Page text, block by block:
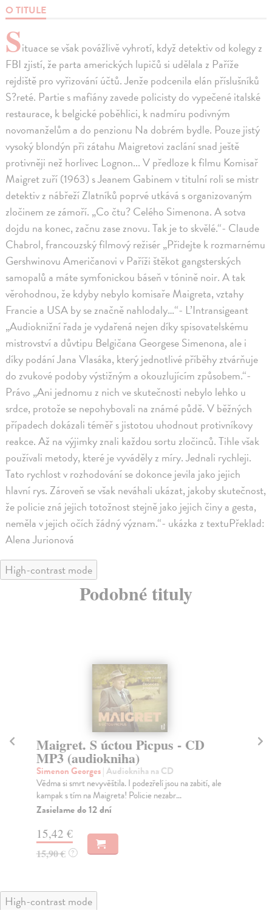
O TITULE
Situace se však povážlivě vyhrotí, když detektiv od kolegy z
FBI zjistí, že parta amerických lupičů si udělala z Paříže
rejdiště pro vyřizování účtů. Jenže podcenila elán příslušníků
S?reté. Partie s mafiány zavede policisty do vypečené italské
restaurace, k belgické poběhlici, k nadmíru podivným
novomanželům a do penzionu Na dobrém bydle. Pouze jistý
vysoký blondýn při zátahu Maigretovi zaclání snad ještě
protivněji než horlivec Lognon... V předloze k filmu Komisař
Maigret zuří (1963) s Jeanem Gabinem v titulní roli se mistr
detektiv z nábřeží Zlatníků poprvé utkává s organizovaným
zločinem ze zámoří. „Co čtu? Celého Simenona. A sotva
dojdu na konec, začnu zase znovu. Tak je to skvělé.“- Claude
Chabrol, francouzský filmový režisér „Přidejte k rozmarnému
Gershwinovu Američanovi v Paříži štěkot gangsterských
samopalů a máte symfonickou báseň v tónině noir. A tak
věrohodnou, že kdyby nebylo komisaře Maigreta, vztahy
Francie a USA by se značně nahlodaly…“- L’Intransigeant
„Audioknižní řada je vydařená nejen díky spisovatelskému
mistrovství a důvtipu Belgičana Georgese Simenona, ale i
díky podání Jana Vlasáka, který jednotlivé příběhy ztvárňuje
do zvukové podoby výstižným a okouzlujícím způsobem.“-
Právo „Ani jednomu z nich ve skutečnosti nebylo lehko u
srdce, protože se nepohybovali na známé půdě. V běžných
případech dokázali téměř s jistotou uhodnout protivníkovy
reakce. Až na výjimky znali každou sortu zločinců. Tihle však
používali metody, které je vyváděly z míry. Jednali rychleji.
Tato rychlost v rozhodování se dokonce jevila jako jejich
hlavní rys. Zároveň se však neváhali ukázat, jakoby skutečnost,
že policie zná jejich totožnost stejně jako jejich činy a gesta,
neměla v jejich očích žádný význam.“- ukázka z textuPřeklad:
Alena Jurionová
High-contrast mode
Podobné tituly
Maigret. S úctou Picpus - CD
MP3 (audiokniha)
Simenon Georges| Audiokniha na CD
Vědma si smrt nevyvěštila. I podezřelí jsou na zabití, ale
kampak s tím na Maigreta! Policie nezabr...
Zasielame do 12 dní
15,42 €
15,90 € ?
High-contrast mode